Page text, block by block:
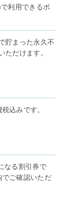
利用できるポ
貯まった永久不
ただけます。
込みです。
なる割引券で
でご確認いただ